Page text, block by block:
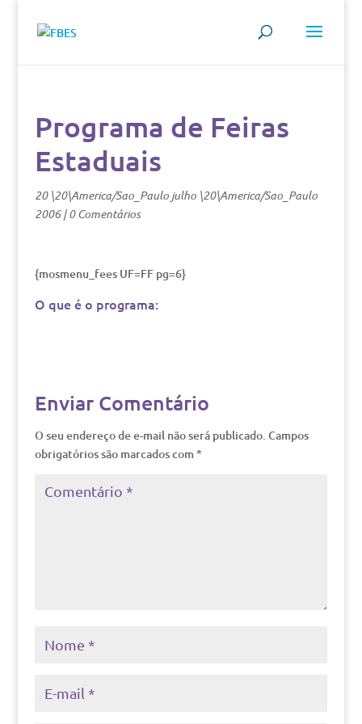
Programa de Feiras
Estaduais
20 \20\America/Sao_Paulo julho \20\America/Sao_Paulo
2006|0 Comentários
{mosmenu_fees UF=FF pg=6}
O que é o programa:
Enviar Comentário
O seu endereço de e-mail não será publicado. Campos
obrigatórios são marcados com *